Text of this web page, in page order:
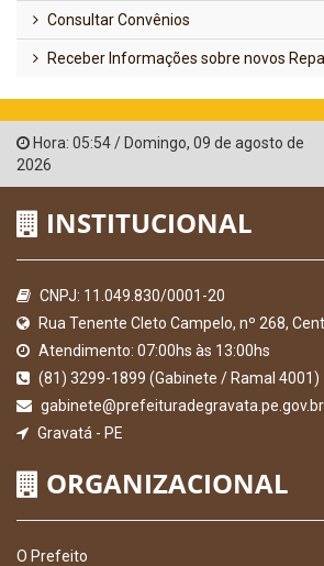
Consultar Convênios
Receber Informações sobre novos
Hora: 05:54/ Domingo, 09 de agosto de
2026
INSTITUCIONAL
CNPJ: 11.049.830/0001-20
Rua Tenente Cleto Campelo, nº 268,
Atendimento: 07:00hs às 13:00hs
(81) 3299-1899 (Gabinete / Ramal 4001)
gabinete@prefeituradegravata.pe.gov.br
Gravatá - PE
ORGANIZACIONAL
O Prefeito